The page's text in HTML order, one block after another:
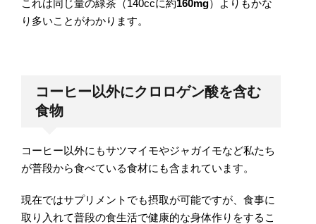
これは同じ量の緑茶（140ccに約160mg）よりもかな
り多いことがわかります。
コーヒー以外にクロロゲン酸を含む
食物
コーヒー以外にもサツマイモやジャガイモなど私たち
が普段から食べている食材にも含まれています。
現在ではサプリメントでも摂取が可能ですが、食事に
取り入れて普段の食生活で健康的な身体作りをするこ